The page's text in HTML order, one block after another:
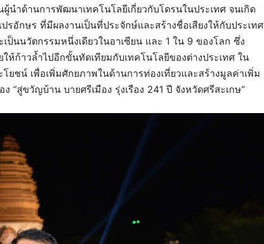
นำด้านการพัฒนาเทคโนโลยีเกี่ยวกับโดรนในประเทศ จนเกิด
อักษร ที่มีผลงานเป็นที่ประจักษ์และสร้างชื่อเสียงให้กับประเทศ
ป็นนวัตกรรมหนึ่งเดียวในอาเซียน และ 1 ใน 9 ของโลก ซึ่ง
ห้ก้าวล้ำไปอีกขั้นทัดเทียมกับเทคโนโลยีของต่างประเทศ ใน
ยชน์ เพื่อเพิ่มศักยภาพในด้านการท่องเที่ยวและสร้างมูลค่าเพิ่ม
“สู่ขวัญบ้าน บายศรีเมือง รุ่งเรือง 241 ปี จังหวัดศรีสะเกษ”